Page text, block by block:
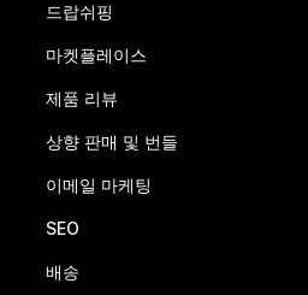
드랍쉬핑
마켓플레이스
제품 리뷰
상향 판매 및 번들
이메일 마케팅
SEO
배송